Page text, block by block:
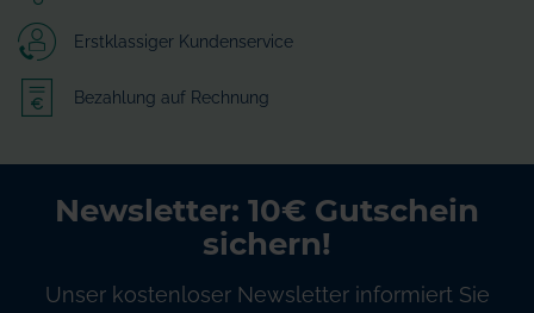
Erstklassiger Kundenservice
Bezahlung auf Rechnung
Newsletter: 10€ Gutschein
sichern!
Unser kostenloser Newsletter informiert Sie